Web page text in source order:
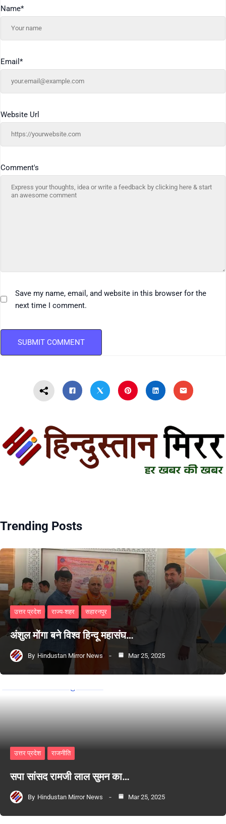
Comment's
Name*
Email *
Website Url
Save my name, email, and website in this browser for the
next time I comment.
Trending Posts
उत्तर प्रदेश राज्य-शहर सहारनपुर
अंशुल मोंगा बने विश्व हिन्दू महासंघ…
By Hindustan Mirror News Mar 25, 2025
उत्तर प्रदेश राजनीति
सपा सांसद रामजी लाल सुमन का…
By Hindustan Mirror News Mar 25, 2025